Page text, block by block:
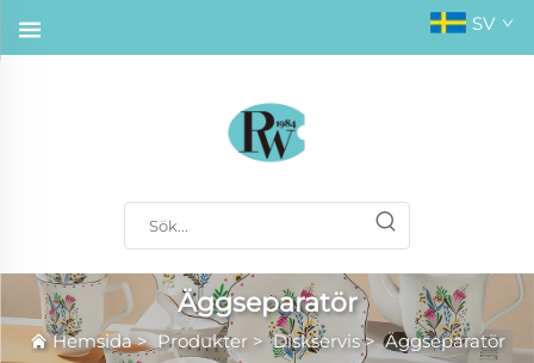
SV
Äggseparatör
Hemsida>Produkter>Diskservis>Äggseparatör